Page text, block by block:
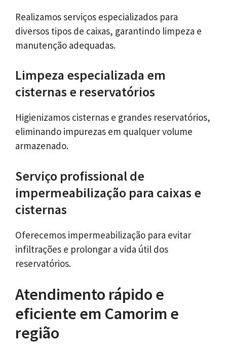
Realizamos serviços especializados para
diversos tipos de caixas, garantindo limpeza e
manutenção adequadas.
Limpeza especializada em
cisternas e reservatórios
Higienizamos cisternas e grandes reservatórios,
eliminando impurezas em qualquer volume
armazenado.
Serviço profissional de
impermeabilização para caixas e
cisternas
Oferecemos impermeabilização para evitar
infiltrações e prolongar a vida útil dos
reservatórios.
Atendimento rápido e
eficiente em Camorim e
região